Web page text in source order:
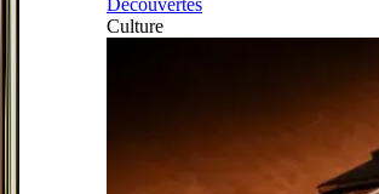
Découvertes
Culture